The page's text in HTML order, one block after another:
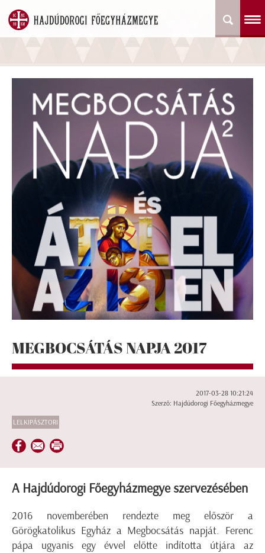
MEGBOCSÁTÁS NAPJA 2017
2017-03-28 10:21:24
Szerző: Hajdúdorogi Főegyházmegye
LELKIPÁSZTORI
A Hajdúdorogi Főegyházmegye szervezésében
2016 novemberében rendezte meg először a
Görögkatolikus Egyház a Megbocsátás napját. Ferenc
pápa ugyanis egy évvel előtte indította útjára az